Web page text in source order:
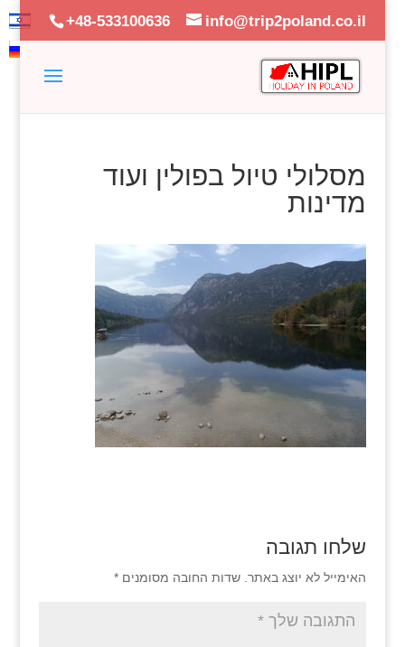
+48-533100636 info@trip2poland.co.il
מסלולי טיול בפולין ועוד
מדינות
שלחו תגובה
האימייל לא יוצג באתר. שדות החובה מסומנים *